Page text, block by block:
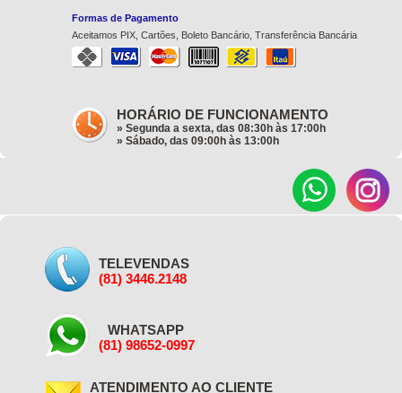
Formas de Pagamento
Aceitamos PIX, Cartões, Boleto Bancário, Transferência Bancária
HORÁRIO DE FUNCIONAMENTO
» Segunda a sexta, das 08:30h às 17:00h
» Sábado, das 09:00h às 13:00h
TELEVENDAS
(81) 3446.2148
WHATSAPP
(81) 98652-0997
ATENDIMENTO AO CLIENTE